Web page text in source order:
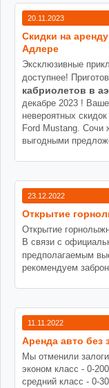
20.11.2023
Cкидки на
Адлере
Эксклюзивные
доступнее!
кабриолетов в
декабре 2023 !
невероятных
Ford Mustang. Сочи
выгодными
23.12.2022
Открытие
Открытие
В связи с
предполагаемым
рекомендуем
11.11.2022
Аренда авто без
Мы отменили
эконом класс - 0-
средний класс - 0-